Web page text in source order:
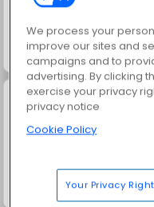
Domino deluxe
Jewel Garden Story
We process your
improve our sites and
campaigns and to
advertising. By clicking
exercise your privacy
privacy notice
Cookie Policy
Your Privacy